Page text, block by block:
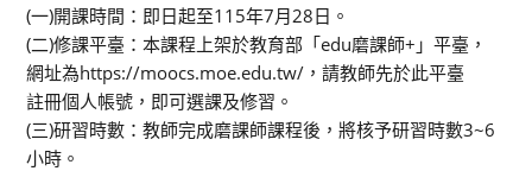
(一)開課時間：即日起至115年7月28日。
(二)修課平臺：本課程上架於教育部「edu磨課師+」平臺，
網址為https://moocs.moe.edu.tw/，請教師先於此平臺
註冊個人帳號，即可選課及修習。
(三)研習時數：教師完成磨課師課程後，將核予研習時數3~6
小時。